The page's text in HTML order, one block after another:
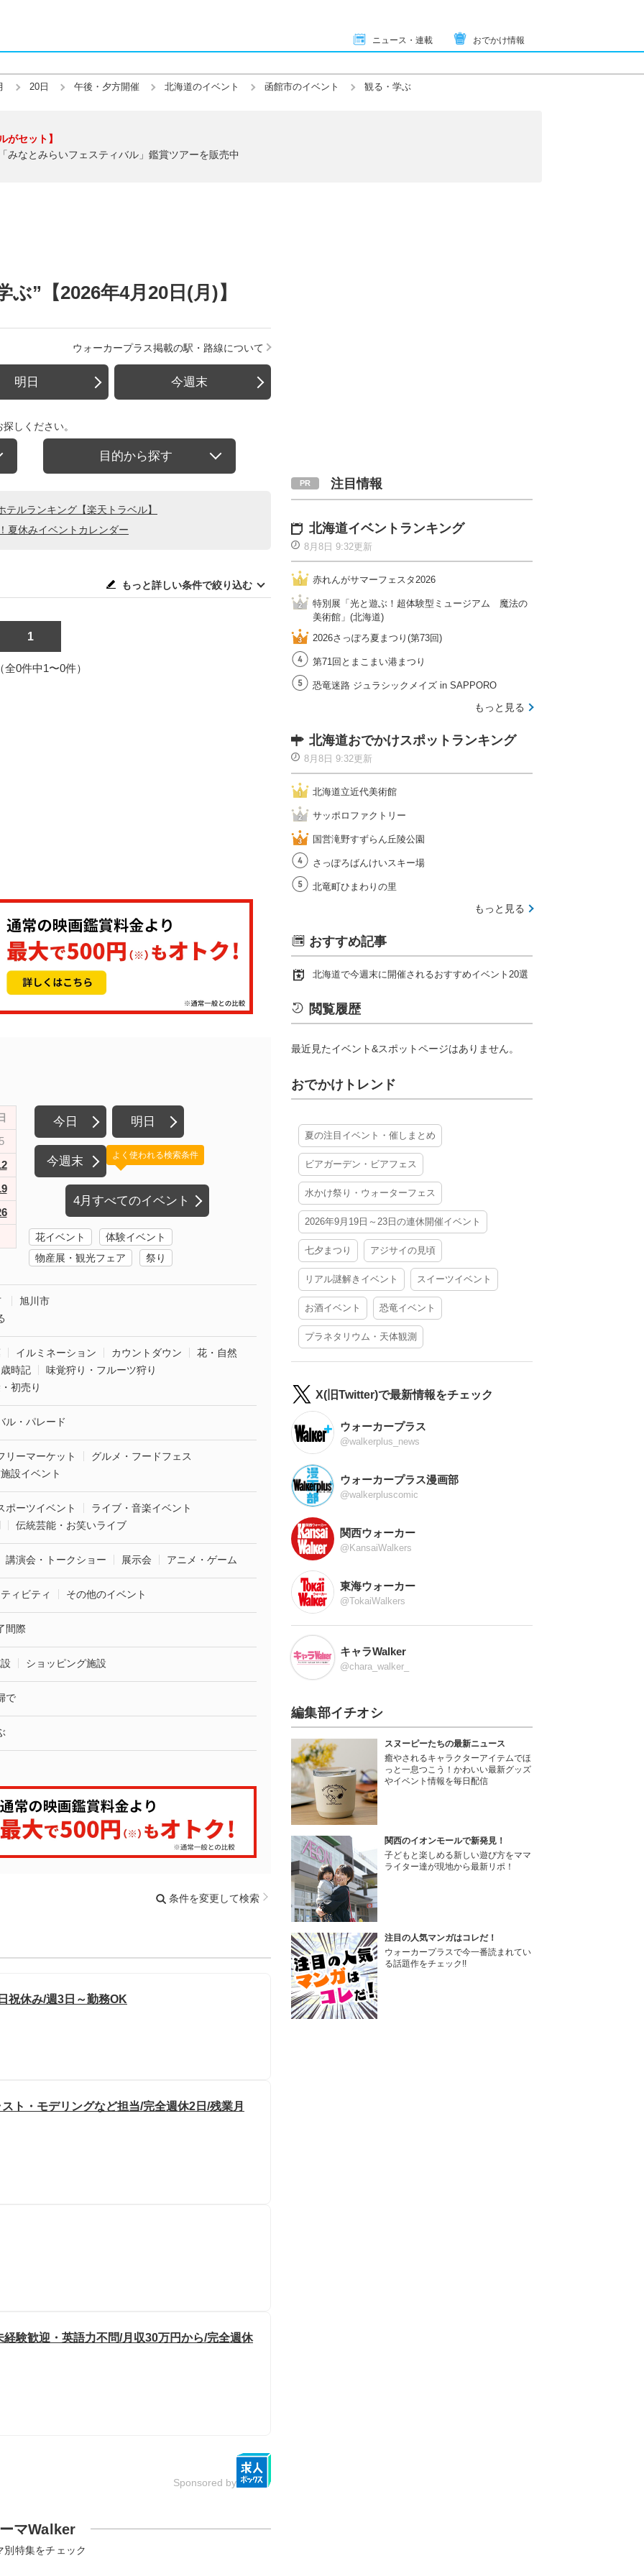
ニュース・連載 おでかけ情報
20日 午後・夕方開催 北海道のイベント 函館市のイベント 観る・学ぶ
がセット】
みなとみらいフェスティバル」鑑賞ツアーを販売中
”【2026年4月20日(月)】
ウォーカープラス掲載の駅・路線について
明日 今週末
しください。
目的から探す
ルランキング【楽天トラベル】
夏休みイベントカレンダー
もっと詳しい条件で絞り込む
1
全0件中1〜0件）
今日 明日
今週末
4月すべてのイベント
よく使われる検索条件
花イベント
体験イベント
物産展・観光フェア
祭り
旭川市
イルミネーション カウントダウン
花・自然
時記
味覚狩り・フルーツ狩り
初売り
ル・パレード
リーマーケット
グルメ・フードフェス
設イベント
ポーツイベント
ライブ・音楽イベント
伝統芸能・お笑いライブ
講演会・トークショー 展示会 アニメ・ゲーム
ィビティ その他のイベント
間際
ショッピング施設
で
条件を変更して検索
祝休み/週3日～勤務OK
ト・モデリングなど担当/完全週休2日/残業月
験歓迎・英語力不問/月収30万円から/完全週休
Sponsored by
マWalker
別特集をチェック
注目情報
北海道イベントランキング
8月8日 9:32更新
赤れんがサマーフェスタ2026
特別展「光と遊ぶ！超体験型ミュージアム 魔法の
美術館」(北海道)
2026さっぽろ夏まつり(第73回)
第71回とまこまい港まつり
恐竜迷路 ジュラシックメイズ in SAPPORO
もっと見る
北海道おでかけスポットランキング
8月8日 9:32更新
北海道立近代美術館
サッポロファクトリー
国営滝野すずらん丘陵公園
さっぽろばんけいスキー場
北竜町ひまわりの里
もっと見る
おすすめ記事
北海道で今週末に開催されるおすすめイベント20選
閲覧履歴
最近見たイベント&スポットページはありません。
おでかけトレンド
夏の注目イベント・催しまとめ
ビアガーデン・ビアフェス
水かけ祭り・ウォーターフェス
2026年9月19日～23日の連休開催イベント
七夕まつり アジサイの見頃
リアル謎解きイベント スイーツイベント
お酒イベント 恐竜イベント
プラネタリウム・天体観測
X(旧Twitter)で最新情報をチェック
ウォーカープラス
@walkerplus_news
ウォーカープラス漫画部
@walkerpluscomic
関西ウォーカー
@KansaiWalkers
東海ウォーカー
@TokaiWalkers
キャラWalker
@chara_walker_
編集部イチオシ
スヌーピーたちの最新ニュース
癒やされるキャラクターアイテムでほ
っと一息つこう！かわいい最新グッズ
やイベント情報を毎日配信
関西のイオンモールで新発見！
子どもと楽しめる新しい遊び方をママ
ライター達が現地から最新リポ！
注目の人気マンガはコレだ！
ウォーカープラスで今一番読まれてい
る話題作をチェック!!